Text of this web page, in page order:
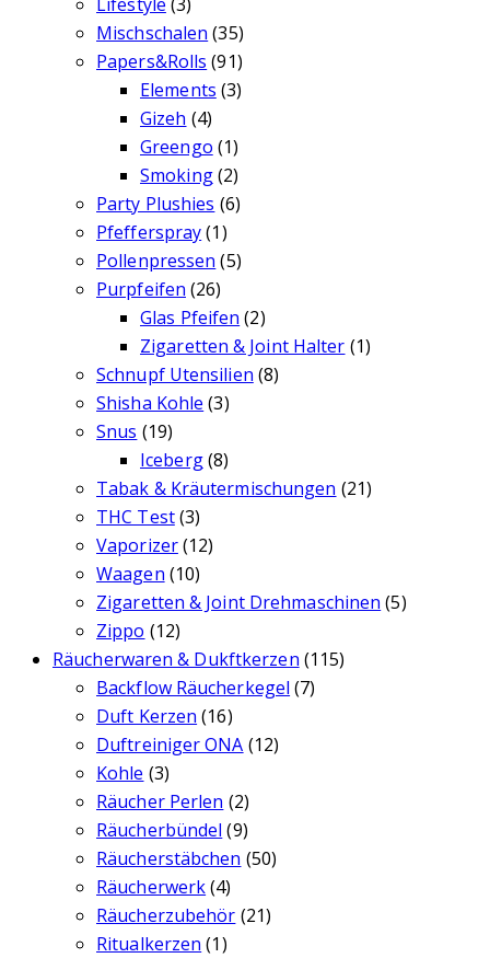
Mischschalen (35)
Papers&Rolls (91)
Elements (3)
Gizeh (4)
Greengo (1)
Smoking(2)
Party Plushies (6)
Pfefferspray(1)
Pollenpressen (5)
Purpfeifen (26)
Glas Pfeifen (2)
Zigaretten & Joint Halter (1)
Schnupf Utensilien (8)
Shisha Kohle (3)
Snus (19)
Iceberg(8)
Tabak & Kräutermischungen (21)
THC Test(3)
Vaporizer(12)
Waagen (10)
Zigaretten & Joint Drehmaschinen (5)
Zippo (12)
Räucherwaren & Dukftkerzen (115)
Backflow Räucherkegel (7)
Duft Kerzen (16)
Duftreiniger ONA (12)
Kohle (3)
Räucher Perlen (2)
Räucherbündel (9)
Räucherstäbchen (50)
Räucherwerk(4)
Räucherzubehör (21)
Ritualkerzen (1)